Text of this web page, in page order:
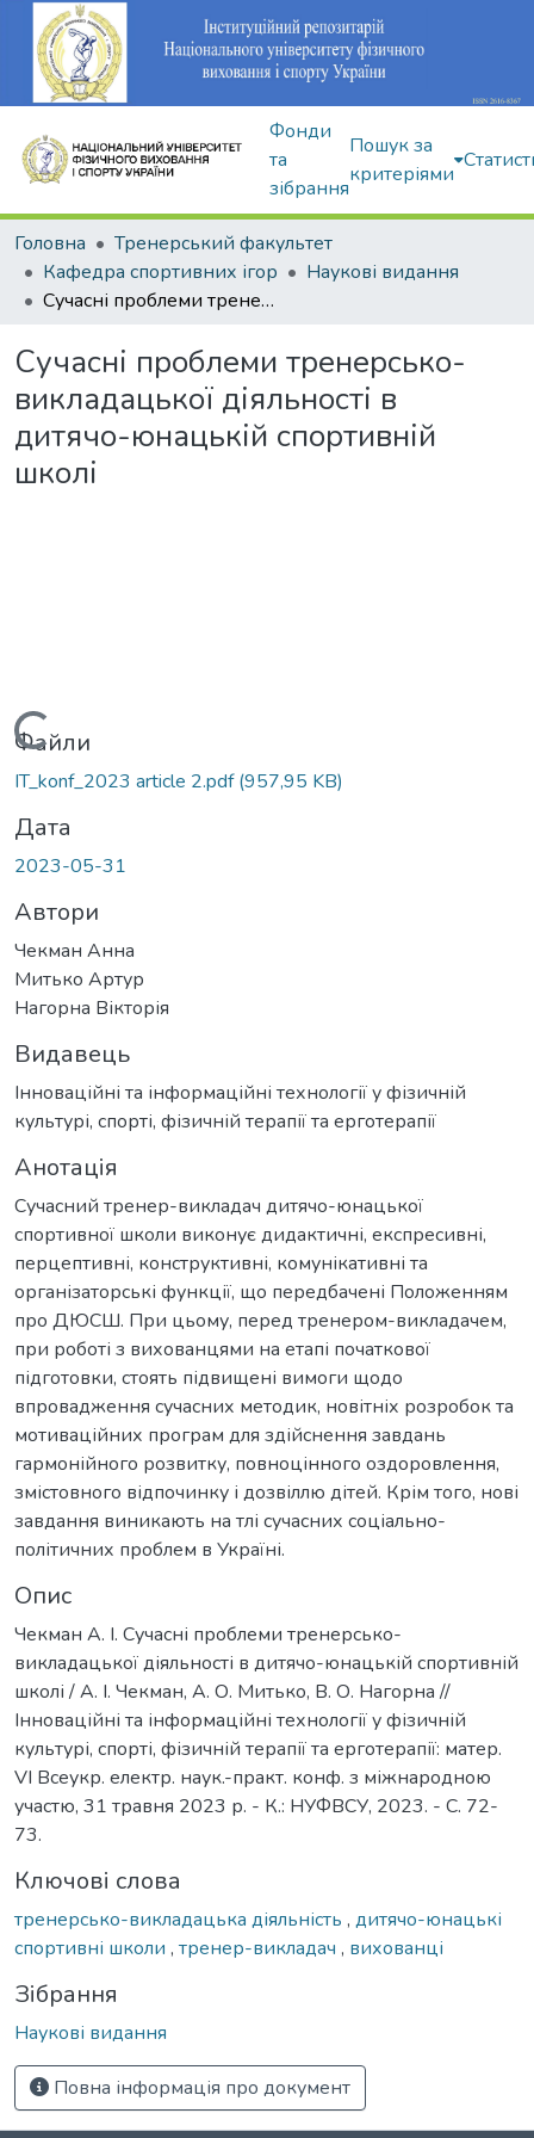
Фонди
та
зібрання
Пошук за
критеріями
Головна
Тренерський факультет
Кафедра спортивних ігор
Наукові видання
Сучасні проблеми тренерсько-викладацької діяльності в дитячо-юнацькій спортивній школі
Сучасні проблеми тренерсько-
викладацької діяльності в
дитячо-юнацькій спортивній
школі
Вантажиться...
Файли
IT_konf_2023 article 2.pdf(957,95 KB)
Дата
2023-05-31
Автори
Чекман Анна
Митько Артур
Нагорна Вікторія
Видавець
Інноваційні та інформаційні технології у фізичній
культурі, спорті, фізичній терапії та ерготерапії
Анотація
Сучасний тренер-викладач дитячо-юнацької
спортивної школи виконує дидактичні, експресивні,
перцептивні, конструктивні, комунікативні та
організаторські функції, що передбачені Положенням
про ДЮСШ. При цьому, перед тренером-викладачем,
при роботі з вихованцями на етапі початкової
підготовки, стоять підвищені вимоги щодо
впровадження сучасних методик, новітніх розробок та
мотиваційних програм для здійснення завдань
гармонійного розвитку, повноцінного оздоровлення,
змістовного відпочинку і дозвіллю дітей. Крім того, нові
завдання виникають на тлі сучасних соціально-
політичних проблем в Україні.
Опис
Чекман А. І. Сучасні проблеми тренерсько-
викладацької діяльності в дитячо-юнацькій спортивній
школі / А. І. Чекман, А. О. Митько, В. О. Нагорна //
Інноваційні та інформаційні технології у фізичній
культурі, спорті, фізичній терапії та ерготерапії: матер.
VІ Всеукр. електр. наук.-практ. конф. з міжнародною
участю, 31 травня 2023 р. - К.: НУФВСУ, 2023. - С. 72-
73.
Ключові слова
тренерсько-викладацька діяльність , дитячо-юнацькі
спортивні школи , тренер-викладач , вихованці
Зібрання
Наукові видання
Повна інформація про документ